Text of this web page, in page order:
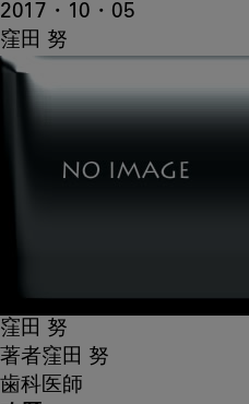
2017・10・05
窪田 努
窪田 努
著者窪田 努
歯科医師